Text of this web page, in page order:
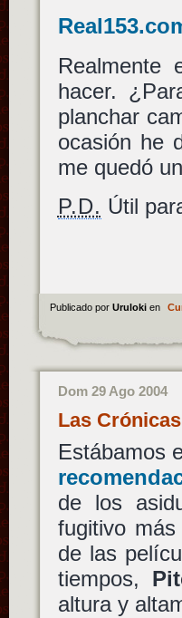
hacer.
planchar
ocasión he
me quedó
P.D. Útil
Publicado por Uruloki en
Dom 29 Ago 2004
Las
Estábamos
de los
fugitivo
de las
tiempos,
altura y